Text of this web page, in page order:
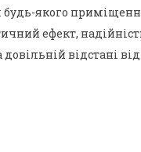
якого
ефект,
відстані від